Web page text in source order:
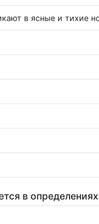
в ясные и тихие
в